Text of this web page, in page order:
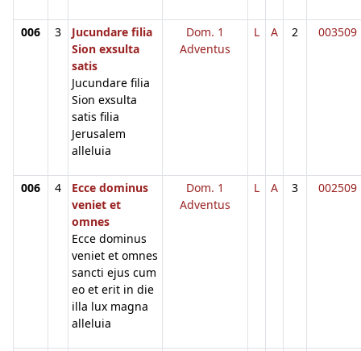
006 3
Jucundare filia
Sion exsulta
satis
Jucundare filia
Sion exsulta
satis filia
Jerusalem
alleluia
Dom. 1
Adventus
L A 2 003509
006 4
Ecce dominus
veniet et
omnes
Ecce dominus
veniet et omnes
sancti ejus cum
eo et erit in die
illa lux magna
alleluia
Dom. 1
Adventus
L A 3 002509